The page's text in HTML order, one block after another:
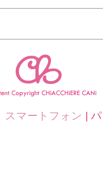
スマートフォン |